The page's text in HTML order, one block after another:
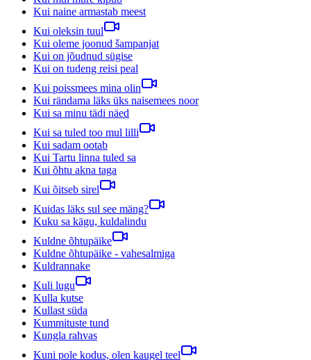
Kui naine armastab meest
Kui oleksin tuul
Kui oleme joonud šampanjat
Kui on jõudnud sügise
Kui on tudeng reisi peal
Kui poissmees mina olin
Kui rändama läks üks naisemees noor
Kui sa minu tädi näed
Kui sa tuled too mul lilli
Kui sadam ootab
Kui Tartu linna tuled sa
Kui õhtu akna taga
Kui õitseb sirel
Kuidas läks sul see mäng?
Kuku sa kägu, kuldalindu
Kuldne õhtupäike
Kuldne õhtupäike - vahesalmiga
Kuldrannake
Kuli lugu
Kulla kutse
Kullast süda
Kummituste tund
Kungla rahvas
Kuni pole kodus, olen kaugel teel